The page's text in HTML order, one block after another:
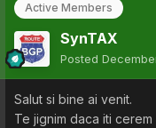
Active Members
SynTAX
Posted
Salut si bine ai venit.
Te jignim daca iti